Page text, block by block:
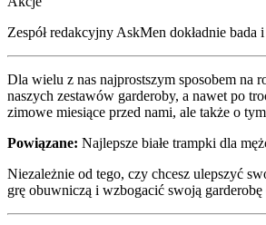
Zespół redakcyjny AskMen dokładnie
Dla wielu z nas najprostszym sposobem na
naszych zestawów garderoby, a nawet po
zimowe miesiące przed nami, ale także o
Powiązane: Najlepsze białe trampki dla
Niezależnie od tego, czy chcesz ulepszyć
grę obuwniczą i wzbogacić swoją